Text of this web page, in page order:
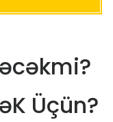
Üçün?